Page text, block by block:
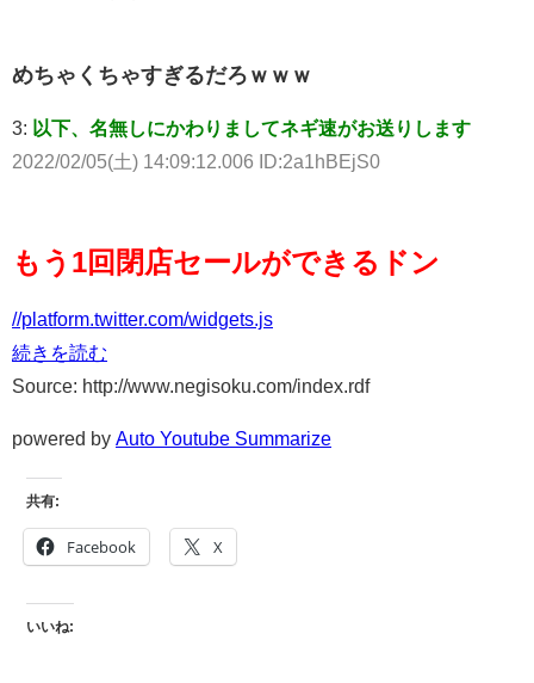
めちゃくちゃすぎるだろｗｗｗ
3: 以下、名無しにかわりましてネギ速がお送りします
2022/02/05(土) 14:09:12.006 ID:2a1hBEjS0
もう1回閉店セールができるドン
//platform.twitter.com/widgets.js
続きを読む
Source: http://www.negisoku.com/index.rdf
powered by Auto Youtube Summarize
共有:
Facebook X
いいね: